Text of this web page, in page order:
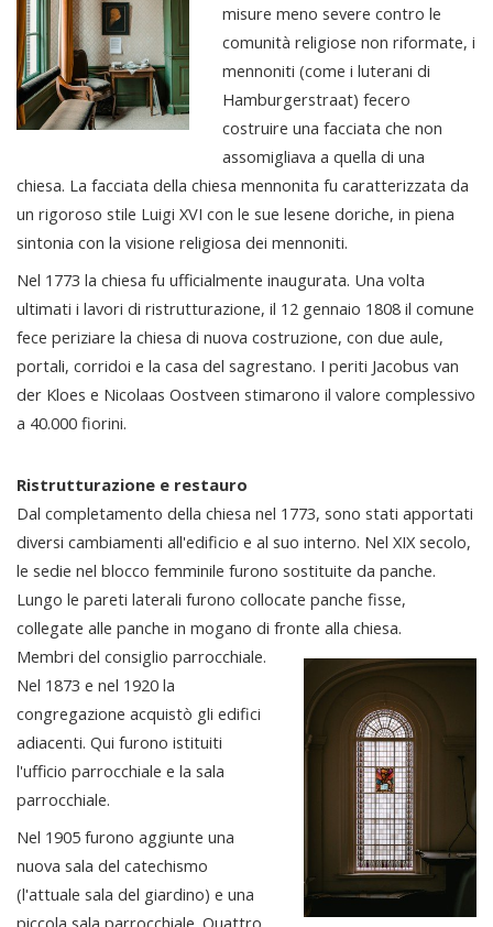
misure meno severe contro le
comunità religiose non riformate, i
mennoniti (come i luterani di
Hamburgerstraat) fecero
costruire una facciata che non
assomigliava a quella di una
chiesa. La facciata della chiesa mennonita fu caratterizzata da
un rigoroso stile Luigi XVI con le sue lesene doriche, in piena
sintonia con la visione religiosa dei mennoniti.
Nel 1773 la chiesa fu ufficialmente inaugurata. Una volta
ultimati i lavori di ristrutturazione, il 12 gennaio 1808 il comune
fece periziare la chiesa di nuova costruzione, con due aule,
portali, corridoi e la casa del sagrestano. I periti Jacobus van
der Kloes e Nicolaas Oostveen stimarono il valore complessivo
a 40.000 fiorini.
Ristrutturazione e restauro
Dal completamento della chiesa nel 1773, sono stati apportati
diversi cambiamenti all'edificio e al suo interno. Nel XIX secolo,
le sedie nel blocco femminile furono sostituite da panche.
Lungo le pareti laterali furono collocate panche fisse,
collegate alle panche in mogano di fronte alla chiesa.
Membri del consiglio parrocchiale.
Nel 1873 e nel 1920 la
congregazione acquistò gli edifici
adiacenti. Qui furono istituiti
l'ufficio parrocchiale e la sala
parrocchiale.
Nel 1905 furono aggiunte una
nuova sala del catechismo
(l'attuale sala del giardino) e una